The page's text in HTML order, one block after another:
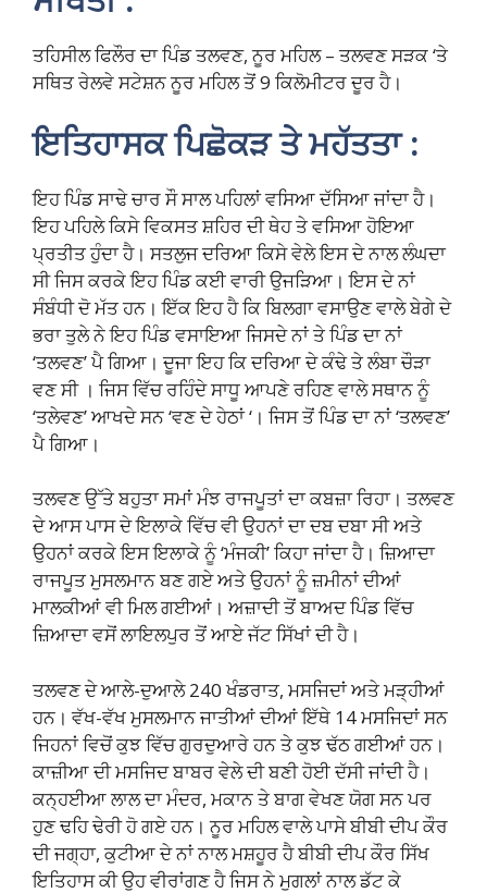
ਤਹਿਸੀਲ ਫਿਲੌਰ ਦਾ ਪਿੰਡ ਤਲਵਣ, ਨੂਰ ਮਹਿਲ – ਤਲਵਣ ਸੜਕ ‘ਤੇ
ਸਥਿਤ ਰੇਲਵੇ ਸਟੇਸ਼ਨ ਨੂਰ ਮਹਿਲ ਤੋਂ 9 ਕਿਲੋਮੀਟਰ ਦੂਰ ਹੈ।
ਇਤਿਹਾਸਕ ਪਿਛੋਕੜ ਤੇ ਮਹੱਤਤਾ :
ਇਹ ਪਿੰਡ ਸਾਢੇ ਚਾਰ ਸੌ ਸਾਲ ਪਹਿਲਾਂ ਵਸਿਆ ਦੱਸਿਆ ਜਾਂਦਾ ਹੈ।
ਇਹ ਪਹਿਲੇ ਕਿਸੇ ਵਿਕਸਤ ਸ਼ਹਿਰ ਦੀ ਥੇਹ ਤੇ ਵਸਿਆ ਹੋਇਆ
ਪ੍ਰਤੀਤ ਹੁੰਦਾ ਹੈ। ਸਤਲੁਜ ਦਰਿਆ ਕਿਸੇ ਵੇਲੇ ਇਸ ਦੇ ਨਾਲ ਲੰਘਦਾ
ਸੀ ਜਿਸ ਕਰਕੇ ਇਹ ਪਿੰਡ ਕਈ ਵਾਰੀ ਉਜੜਿਆ। ਇਸ ਦੇ ਨਾਂ
ਸੰਬੰਧੀ ਦੋ ਮੱਤ ਹਨ। ਇੱਕ ਇਹ ਹੈ ਕਿ ਬਿਲਗਾ ਵਸਾਉਣ ਵਾਲੇ ਬੇਗੇ ਦੇ
ਭਰਾ ਤੁਲੇ ਨੇ ਇਹ ਪਿੰਡ ਵਸਾਇਆ ਜਿਸਦੇ ਨਾਂ ਤੇ ਪਿੰਡ ਦਾ ਨਾਂ
‘ਤਲਵਣ’ ਪੈ ਗਿਆ। ਦੂਜਾ ਇਹ ਕਿ ਦਰਿਆ ਦੇ ਕੰਢੇ ਤੇ ਲੰਬਾ ਚੌੜਾ
ਵਣ ਸੀ । ਜਿਸ ਵਿੱਚ ਰਹਿੰਦੇ ਸਾਧੂ ਆਪਣੇ ਰਹਿਣ ਵਾਲੇ ਸਥਾਨ ਨੂੰ
‘ਤਲੇਵਣ’ ਆਖਦੇ ਸਨ ‘ਵਣ ਦੇ ਹੇਠਾਂ ‘। ਜਿਸ ਤੋਂ ਪਿੰਡ ਦਾ ਨਾਂ ‘ਤਲਵਣ’
ਪੈ ਗਿਆ।
ਤਲਵਣ ਉੱਤੇ ਬਹੁਤਾ ਸਮਾਂ ਮੰਝ ਰਾਜਪੂਤਾਂ ਦਾ ਕਬਜ਼ਾ ਰਿਹਾ। ਤਲਵਣ
ਦੇ ਆਸ ਪਾਸ ਦੇ ਇਲਾਕੇ ਵਿੱਚ ਵੀ ਉਹਨਾਂ ਦਾ ਦਬ ਦਬਾ ਸੀ ਅਤੇ
ਉਹਨਾਂ ਕਰਕੇ ਇਸ ਇਲਾਕੇ ਨੂੰ ‘ਮੰਜਕੀ’ ਕਿਹਾ ਜਾਂਦਾ ਹੈ। ਜ਼ਿਆਦਾ
ਰਾਜਪੂਤ ਮੁਸਲਮਾਨ ਬਣ ਗਏ ਅਤੇ ਉਹਨਾਂ ਨੂੰ ਜ਼ਮੀਨਾਂ ਦੀਆਂ
ਮਾਲਕੀਆਂ ਵੀ ਮਿਲ ਗਈਆਂ। ਅਜ਼ਾਦੀ ਤੋਂ ਬਾਅਦ ਪਿੰਡ ਵਿੱਚ
ਜ਼ਿਆਦਾ ਵਸੋਂ ਲਾਇਲਪੁਰ ਤੋਂ ਆਏ ਜੱਟ ਸਿੱਖਾਂ ਦੀ ਹੈ।
ਤਲਵਣ ਦੇ ਆਲੇ-ਦੁਆਲੇ 240 ਖੰਡਰਾਤ, ਮਸਜਿਦਾਂ ਅਤੇ ਮੜ੍ਹੀਆਂ
ਹਨ। ਵੱਖ-ਵੱਖ ਮੁਸਲਮਾਨ ਜਾਤੀਆਂ ਦੀਆਂ ਇੱਥੇ 14 ਮਸਜਿਦਾਂ ਸਨ
ਜਿਹਨਾਂ ਵਿਚੋਂ ਕੁਝ ਵਿੱਚ ਗੁਰਦੁਆਰੇ ਹਨ ਤੇ ਕੁਝ ਢੱਠ ਗਈਆਂ ਹਨ।
ਕਾਜ਼ੀਆ ਦੀ ਮਸਜਿਦ ਬਾਬਰ ਵੇਲੇ ਦੀ ਬਣੀ ਹੋਈ ਦੱਸੀ ਜਾਂਦੀ ਹੈ।
ਕਨ੍ਹਈਆ ਲਾਲ ਦਾ ਮੰਦਰ, ਮਕਾਨ ਤੇ ਬਾਗ ਵੇਖਣ ਯੋਗ ਸਨ ਪਰ
ਹੁਣ ਢਹਿ ਢੇਰੀ ਹੋ ਗਏ ਹਨ। ਨੂਰ ਮਹਿਲ ਵਾਲੇ ਪਾਸੇ ਬੀਬੀ ਦੀਪ ਕੌਰ
ਦੀ ਜਗ੍ਹਾ, ਕੁਟੀਆ ਦੇ ਨਾਂ ਨਾਲ ਮਸ਼ਹੂਰ ਹੈ ਬੀਬੀ ਦੀਪ ਕੌਰ ਸਿੱਖ
ਇਤਿਹਾਸ ਕੀ ਉਹ ਵੀਰਾਂਗਣ ਹੈ ਜਿਸ ਨੇ ਮੁਗਲਾਂ ਨਾਲ ਡੱਟ ਕੇ